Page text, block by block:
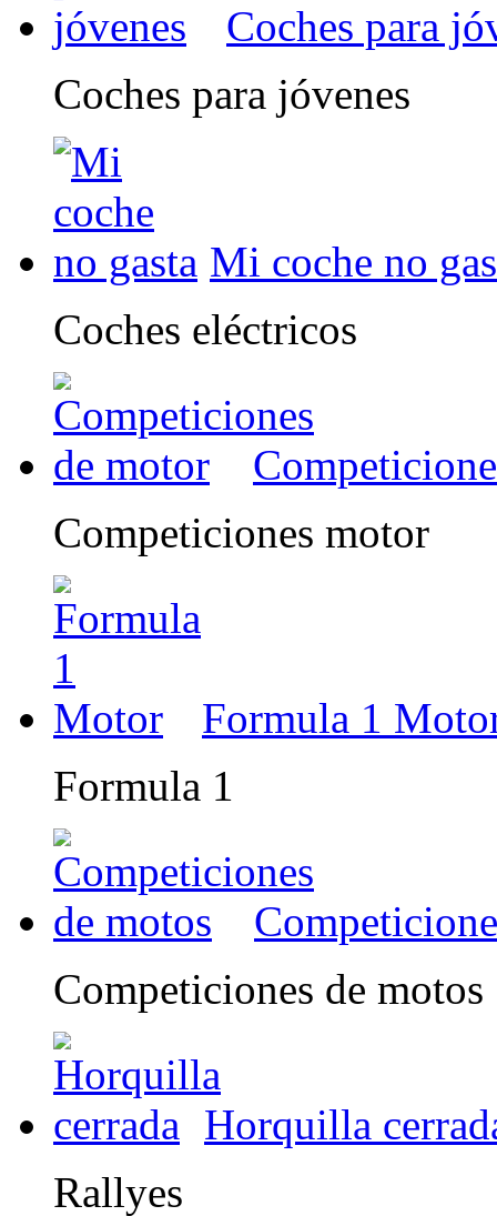
Coches para
Coches para jóvenes
Mi coche no
Coches eléctricos
Competiciones motor
Formula 1
Formula 1
Competiciones de motos
Horquilla
Rallyes